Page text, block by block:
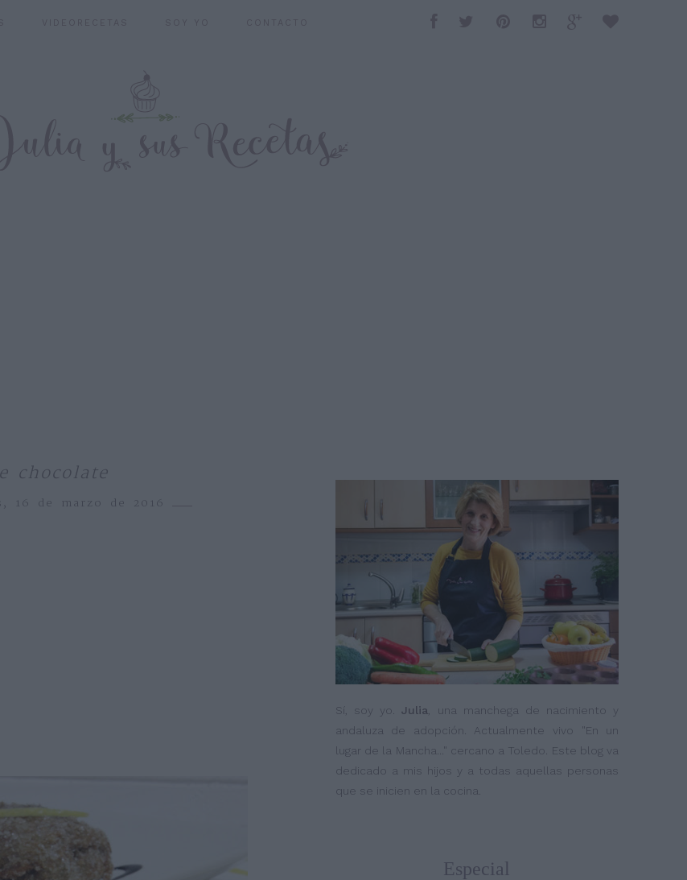
chocolate
16 de marzo de 2016
Sí, soy yo.Julia , una manchega de nacimiento y
andaluza de adopción. Actualmente vivo "En un
lugar de la Mancha..." cercano a Toledo. Este blog va
dedicado a mis hijos y a todas aquellas personas
que se inicien en la cocina.
Especial